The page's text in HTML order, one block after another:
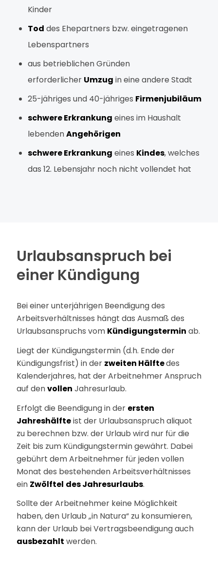
Kinder
Tod des Ehepartners bzw. eingetragenen
Lebenspartners
aus betrieblichen Gründen
erforderlicher Umzug in eine andere Stadt
25-jähriges und 40-jähriges Firmenjubiläum
schwere Erkrankung eines im Haushalt
lebendenAngehörigen
schwere Erkrankung eines Kindes, welches
das 12. Lebensjahr noch nicht vollendet hat
Urlaubsanspruch bei
einer Kündigung
Bei einer unterjährigen Beendigung des
Arbeitsverhältnisses hängt das Ausmaß des
Urlaubsanspruchs vom Kündigungstermin ab.
Liegt der Kündigungstermin (d.h. Ende der
Kündigungsfrist) in der zweiten Hälftedes
Kalenderjahres, hat der Arbeitnehmer Anspruch
auf denvollen Jahresurlaub.
Erfolgt die Beendigung in der ersten
Jahreshälfteist der Urlaubsanspruch aliquot
zu berechnen bzw. der Urlaub wird nur für die
Zeit bis zum Kündigungstermin gewährt. Dabei
gebührt dem Arbeitnehmer für jeden vollen
Monat des bestehenden Arbeitsverhältnisses
ein Zwölftel des Jahresurlaubs.
Sollte der Arbeitnehmer keine Möglichkeit
haben, den Urlaub „in Natura“ zu konsumieren,
kann der Urlaub bei Vertragsbeendigung auch
ausbezahlt werden.